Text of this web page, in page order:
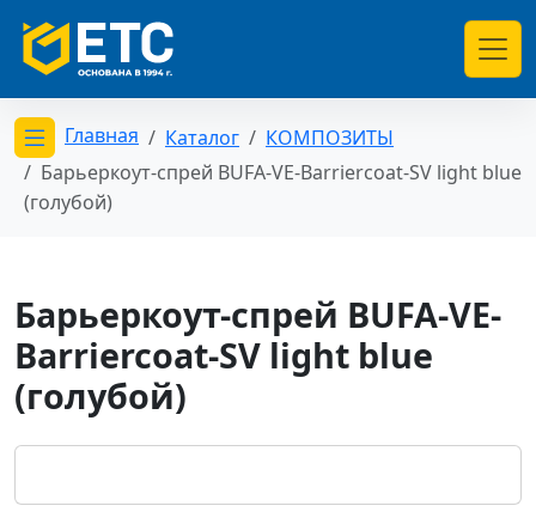
Открыть меню категорий
Главная Каталог
КОМПОЗИТЫ
Барьеркоут-спрей BUFA-VE-Barriercoat-SV light blue
(голубой)
Барьеркоут-спрей BUFA-VE-
Barriercoat-SV light blue
(голубой)